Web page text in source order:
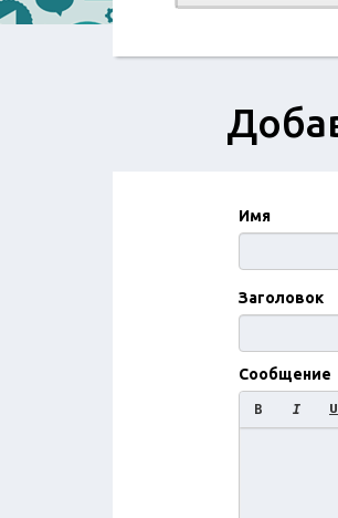
Имя
Заголовок
Сообщение